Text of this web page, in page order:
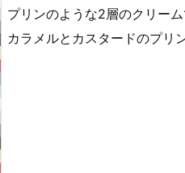
プリンのような2層のクリーム
カラメルとカスタードのプリ